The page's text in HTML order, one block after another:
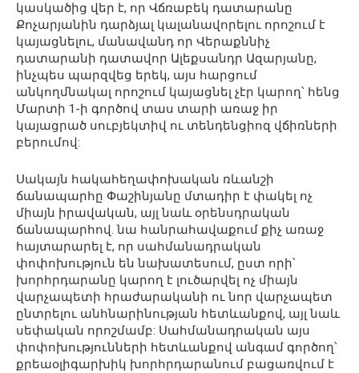
կասկածից վեր է, որ Վճռաբեկ դատարանը
Քոչարյանին դարձյալ կալանավորելու որոշում է
կայացնելու, մանավանդ որ Վերաքննիչ
դատարանի դատավոր Ալեքսանդր Ազարյանը,
ինչպես պարզվեց երեկ, այս հարցում
անկողմնակալ որոշում կայացնել չէր կարող՝ հենց
Մարտի 1-ի գործով տաս տարի առաջ իր
կայացրած սուբյեկտիվ ու տենդենցիոզ վճիռների
բերումով:
Սակայն հակահեղափոխական ռևանշի
ճանապարհը Փաշինյանը մտադիր է փակել ոչ
միայն իրավական, այլ նաև օրենսդրական
ճանապարհով. նա հանրահավաքում քիչ առաջ
հայտարարել է, որ սահմանադրական
փոփոխություն են նախատեսում, ըստ որի՝
խորհրդարանը կարող է լուծարվել ոչ միայն
վարչապետի հրաժարականի ու նոր վարչապետ
ընտրելու անհնարինության հետևանքով, այլ նաև
սեփական որոշմամբ: Սահմանադրական այս
փոփոխությունների հետևանքով անգամ գործող՝
քրեաօլիգարխիկ խորհրդարանում բացառվում է